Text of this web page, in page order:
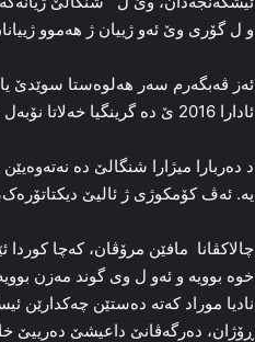
و ل گۆری وێ ئه‌و ژییان ژ هه‌موو
ئادارا 2016 ێ ده‌ گرینگیا خه‌لاتا نۆبه‌ل ئا ئاشتییێ ئانین زمان و سوێد پشتیڤانیا نۆبه‌لا ئاشتیێ دکه‌.
د ده‌ربارا میژارا شنگالێ ده‌
یه‌. ئه‌ڤ کۆمکوژی ژ ئالیێ
نادیا موراد که‌ته‌ ده‌ستێن
ڕۆژان، ده‌رگه‌ڤانێ داعیشێ ده‌رییێ